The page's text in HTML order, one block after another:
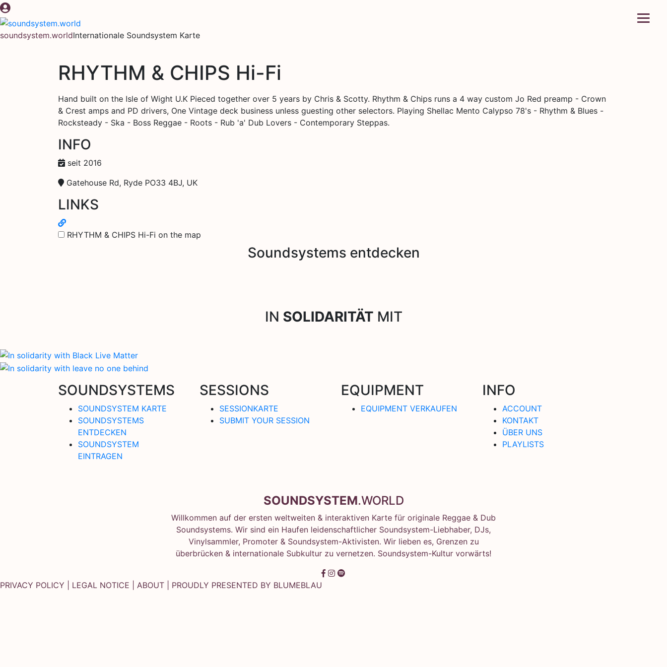
Zum
Inhalt
springen
soundsystem.worldInternationale Soundsystem Karte
RHYTHM & CHIPS Hi-Fi
Hand built on the Isle of Wight U.K Pieced together over 5 years by Chris & Scotty. Rhythm & Chips runs a 4 way custom Jo Red preamp - Crown
& Crest amps and PD drivers, One Vintage deck business unless guesting other selectors. Playing Shellac Mento Calypso 78's - Rhythm & Blues -
Rocksteady - Ska - Boss Reggae - Roots - Rub 'a' Dub Lovers - Contemporary Steppas.
INFO
seit 2016
Gatehouse Rd, Ryde PO33 4BJ, UK
LINKS
RHYTHM & CHIPS Hi-Fi on the map
Soundsystems entdecken
IN SOLIDARITÄT MIT
SOUNDSYSTEMS
SOUNDSYSTEM KARTE
SOUNDSYSTEMS
ENTDECKEN
SOUNDSYSTEM
EINTRAGEN
SESSIONS
SESSIONKARTE
SUBMIT YOUR SESSION
EQUIPMENT
EQUIPMENT VERKAUFEN
INFO
ACCOUNT
KONTAKT
ÜBER UNS
PLAYLISTS
SOUNDSYSTEM.WORLD
Willkommen auf der ersten weltweiten & interaktiven Karte für originale Reggae & Dub
Soundsystems. Wir sind ein Haufen leidenschaftlicher Soundsystem-Liebhaber, DJs,
Vinylsammler, Promoter & Soundsystem-Aktivisten. Wir lieben es, Grenzen zu
überbrücken & internationale Subkultur zu vernetzen. Soundsystem-Kultur vorwärts!
PRIVACY POLICY LEGAL NOTICE ABOUT | PROUDLY PRESENTED BY BLUMEBLAU